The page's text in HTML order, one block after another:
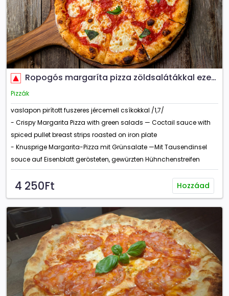
Ropogós margaríta pizza zöldsalátákkal ezersziget koktél szósszal - jércemellel
Pizzák
vaslapon pirított fuszeres jércemell csíkokkal /1,7/
- Crispy Margarita Pizza with green salads — Coctail sauce with
spiced pullet breast strips roasted on iron plate
- Knusprige Margarita-Pizza mit Grünsalate —Mit Tausendinsel
souce auf Eisenblatt gerösteten, gewürzten Hühnchenstreifen
4 250Ft Hozzáad